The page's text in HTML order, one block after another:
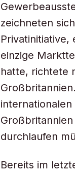
zeichneten
einzige
hatte, richtete
durchlaufen
Bereits im